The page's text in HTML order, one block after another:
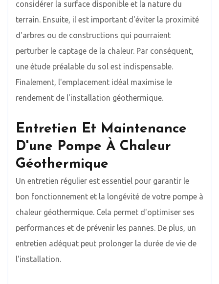
considérer la surface disponible et la nature du
terrain. Ensuite, il est important d'éviter la proximité
d'arbres ou de constructions qui pourraient
perturber le captage de la chaleur. Par conséquent,
une étude préalable du sol est indispensable.
Finalement, l'emplacement idéal maximise le
rendement de l'installation géothermique.
Entretien Et Maintenance
D'une Pompe À Chaleur
Géothermique
Un entretien régulier est essentiel pour garantir le
bon fonctionnement et la longévité de votre pompe à
chaleur géothermique. Cela permet d'optimiser ses
performances et de prévenir les pannes. De plus, un
entretien adéquat peut prolonger la durée de vie de
l'installation.